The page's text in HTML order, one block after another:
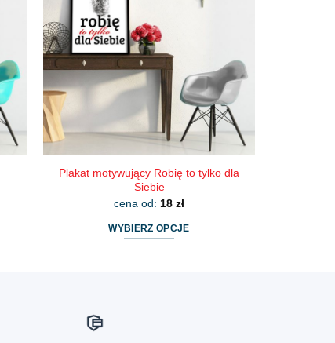
można
wybrać
stronie
produktu
Plakat motywujący Robię to tylko dla
Siebie
cena od: 18 zł
WYBIERZ OPCJE